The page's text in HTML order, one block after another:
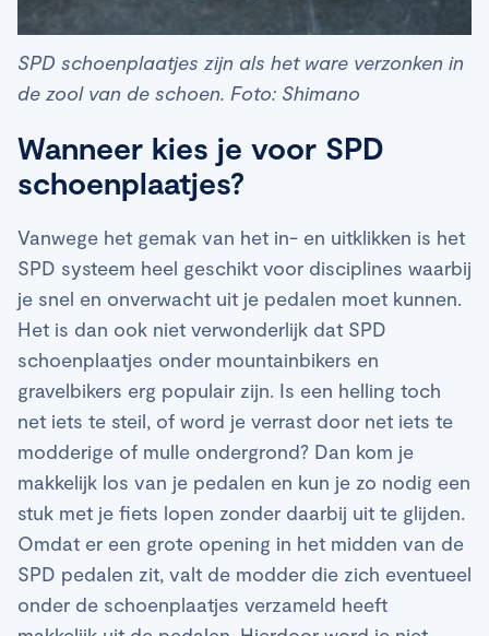
SPD schoenplaatjes zijn als het ware verzonken in
de zool van de schoen. Foto: Shimano
Wanneer kies je voor SPD
schoenplaatjes?
Vanwege het gemak van het in- en uitklikken is het
SPD systeem heel geschikt voor disciplines waarbij
je snel en onverwacht uit je pedalen moet kunnen.
Het is dan ook niet verwonderlijk dat SPD
schoenplaatjes onder mountainbikers en
gravelbikers erg populair zijn. Is een helling toch
net iets te steil, of word je verrast door net iets te
modderige of mulle ondergrond? Dan kom je
makkelijk los van je pedalen en kun je zo nodig een
stuk met je fiets lopen zonder daarbij uit te glijden.
Omdat er een grote opening in het midden van de
SPD pedalen zit, valt de modder die zich eventueel
onder de schoenplaatjes verzameld heeft